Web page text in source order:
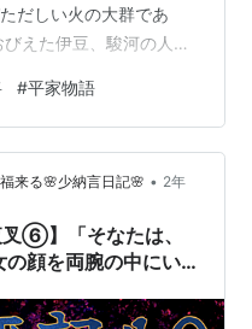
だしい火の大群であ
えた伊豆、駿河の人民
び》とも見える。 驚く
の勢で埋められたる
方でない。 おののき恐
さぼっていた夜半、 富
雷にもまた大風に似た
り起した。…
#平家物語
来る🌸少納言日記🌸 • 2年
叉⑥】「そなたは、
顔を両腕の中にい
》にもなんの恐怖も